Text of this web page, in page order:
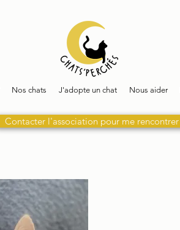
Nos chats J'adopte un chat Nous aider
Contacter l'association pour me rencontrer